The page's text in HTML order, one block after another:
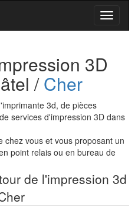
Toggle
3D
/Cher
3d, de pièces
services d'impression 3D dans
chez vous et vous proposant un
point relais ou en bureau de
de l'impression 3d